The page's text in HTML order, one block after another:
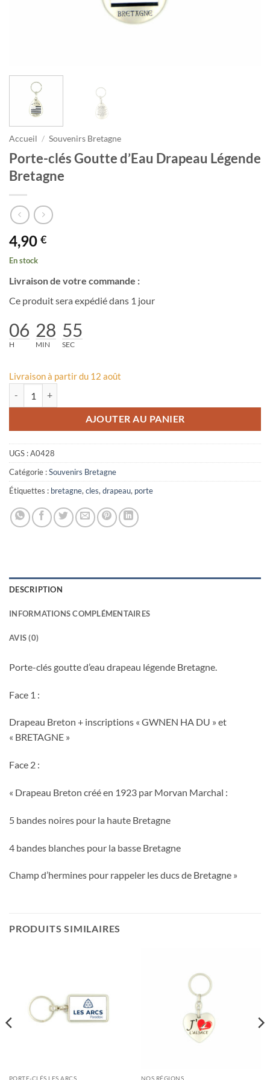
Accueil / Souvenirs Bretagne
Porte-clés Goutte d’Eau Drapeau Légende
Bretagne
4,90 €
En stock
Livraison de votre commande :
Ce produit sera expédié dans 1 jour
06
H
28
MIN
55
SEC
Livraison à partir du 12 août
AJOUTER AU PANIER
UGS :A0428
Catégorie :Souvenirs Bretagne
Étiquettes : bretagne, cles, drapeau, porte
DESCRIPTION
INFORMATIONS COMPLÉMENTAIRES
AVIS (0)
Porte-clés goutte d’eau drapeau légende Bretagne.
Face 1 :
Drapeau Breton + inscriptions « GWNEN HA DU » et
« BRETAGNE »
Face 2 :
« Drapeau Breton créé en 1923 par Morvan Marchal :
5 bandes noires pour la haute Bretagne
4 bandes blanches pour la basse Bretagne
Champ d’hermines pour rappeler les ducs de Bretagne »
PRODUITS SIMILAIRES
PORTE-CLÉS LES ARCS NOS RÉGIONS